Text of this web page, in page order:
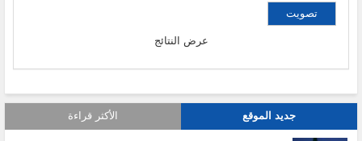
عرض النتائج
جديد الموقع الأكثر قراءة